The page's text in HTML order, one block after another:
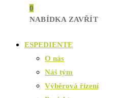
0
NABÍDKA ZAVŘÍT
ESPEDIENTE
O nás
Náš tým
Výběrová řízení